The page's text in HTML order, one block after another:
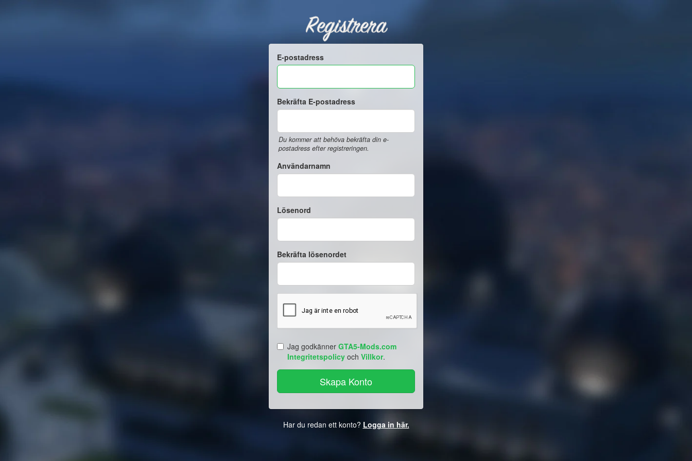
Registrera
E-postadress
Bekräfta E-postadress
Du kommer att behöva bekräfta din e-
postadress efter registreringen.
Användarnamn
Lösenord
Bekräfta lösenordet
Jag godkänner GTA5-Mods.com
Integritetspolicy och Villkor.
Har du redan ett konto? Logga in här.